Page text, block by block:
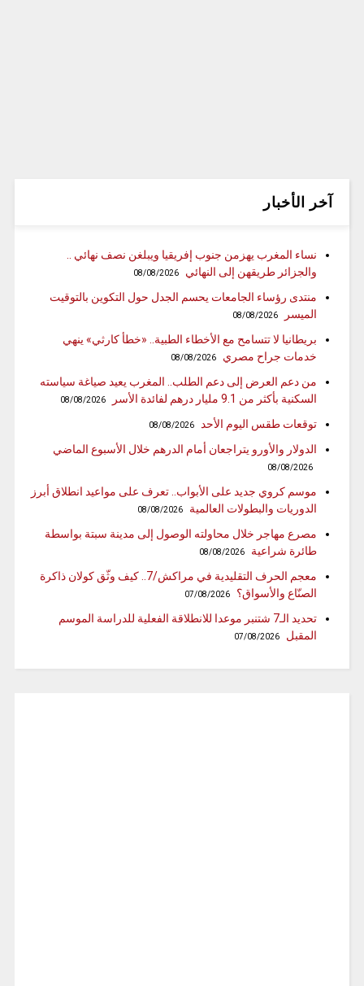
آخر الأخبار
نساء المغرب يهزمن جنوب إفريقيا ويبلغن نصف نهائي ..
والجزائر طريقهن إلى النهائي
08/08/2026
منتدى رؤساء الجامعات يحسم الجدل حول التكوين بالتوقيت
الميسر
08/08/2026
بريطانيا لا تتسامح مع الأخطاء الطبية.. «خطأ كارثي» ينهي
خدمات جراح مصري
08/08/2026
من دعم العرض إلى دعم الطلب.. المغرب يعيد صياغة سياسته
السكنية بأكثر من 9.1 مليار درهم لفائدة الأسر
08/08/2026
توقعات طقس اليوم الأحد 08/08/2026
الدولار والأورو يتراجعان أمام الدرهم خلال الأسبوع الماضي
08/08/2026
موسم كروي جديد على الأبواب.. تعرف على مواعيد انطلاق أبرز
الدوريات والبطولات العالمية
08/08/2026
مصرع مهاجر خلال محاولته الوصول إلى مدينة سبتة بواسطة
طائرة شراعية
08/08/2026
معجم الحرف التقليدية في مراكش/7.. كيف وثّق كولان ذاكرة
الصنّاع والأسواق؟
07/08/2026
تحديد الـ7 شتنبر موعدا للانطلاقة الفعلية للدراسة الموسم
المقبل
07/08/2026